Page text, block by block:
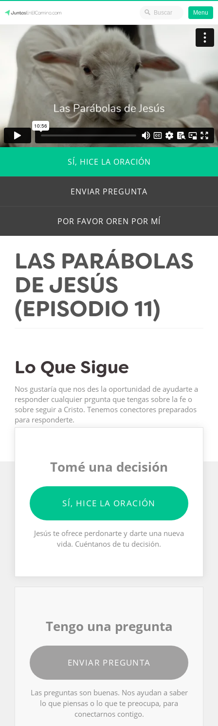
content
JuntosEnElCamino.com
Menu
SÍ, HICE LA ORACIÓN
ENVIAR PREGUNTA
POR FAVOR OREN POR MÍ
LAS PARÁBOLAS
DE JESÚS
(EPISODIO 11)
Lo Que Sigue
Nos gustaría que nos des la oportunidad de ayudarte a
responder cualquier prgunta que tengas sobre la fe o
sobre seguir a Cristo. Tenemos conectores preparados
para responderte.
Tomé una decisión
SÍ, HICE LA ORACIÓN
Jesús te ofrece perdonarte y darte una nueva
vida. Cuéntanos de tu decisión.
Tengo una pregunta
ENVIAR PREGUNTA
Las preguntas son buenas. Nos ayudan a saber
lo que piensas o lo que te preocupa, para
conectarnos contigo.